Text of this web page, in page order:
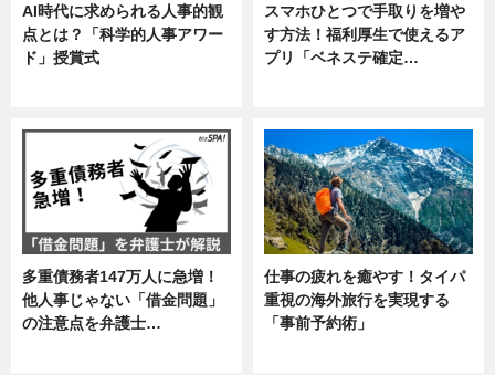
AI時代に求められる人事的観
点とは？「科学的人事アワー
ド」授賞式
スマホひとつで手取りを増や
す方法！福利厚生で使えるア
プリ「ベネステ確定…
多重債務者147万人に急増！
他人事じゃない「借金問題」
の注意点を弁護士…
仕事の疲れを癒やす！タイパ
重視の海外旅行を実現する
「事前予約術」